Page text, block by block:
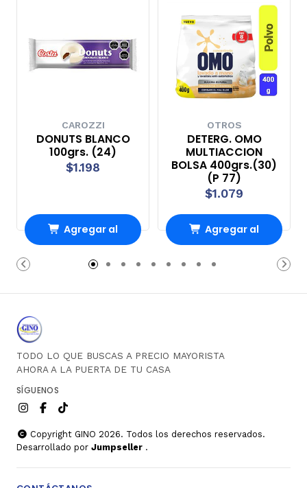
CAROZZI
DONUTS BLANCO
100grs. (24)
$1.198
Agregar al
Carro
OTROS
DETERG. OMO
MULTIACCION
BOLSA 400grs.(30)
(P 77)
$1.079
Agregar al
Carro
TODO LO QUE BUSCAS A PRECIO MAYORISTA
AHORA A LA PUERTA DE TU CASA
SÍGUENOS
Copyright GINO 2026. Todos los derechos reservados.
Desarrollado por Jumpseller .